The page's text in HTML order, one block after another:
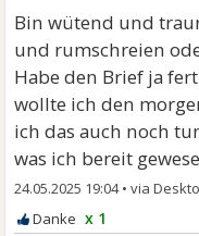
Bin wütend und
und rumschreien
Habe den Brief ja
wollte ich den
ich das auch noch
was ich bereit
24.05.2025 19:04•
x 1